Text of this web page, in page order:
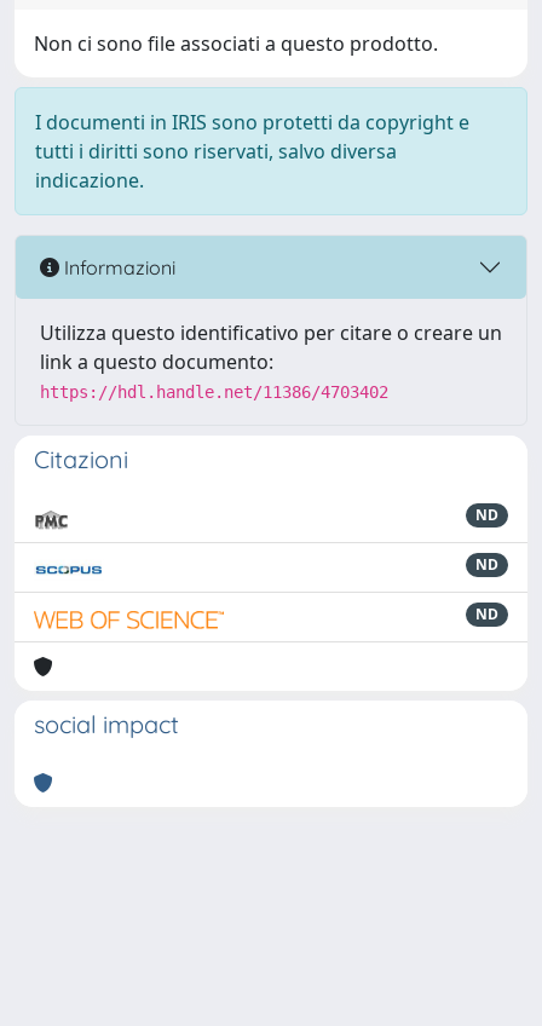
Non ci sono file associati a questo prodotto.
I documenti in IRIS sono protetti da copyright e
tutti i diritti sono riservati, salvo diversa
indicazione.
Informazioni
Utilizza questo identificativo per citare o creare un
link a questo documento:
https://hdl.handle.net/11386/4703402
Citazioni
ND
ND
ND
social impact